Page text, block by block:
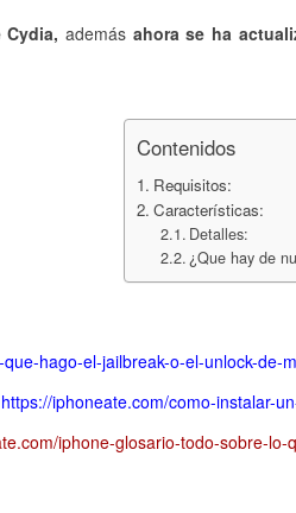
además ahora se ha
Contenidos
Requisitos:
Características:
Detalles:
¿Que hay de
hago-el-jailbreak-o-el-unlock-de-
https://iphoneate.com/como-instalar-
iphone-glosario-todo-sobre-lo-